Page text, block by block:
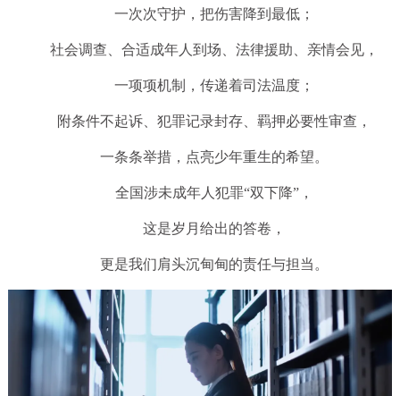
一次次守护，把伤害降到最低；
社会调查、合适成年人到场、法律援助、亲情会见，
一项项机制，传递着司法温度；
附条件不起诉、犯罪记录封存、羁押必要性审查，
一条条举措，点亮少年重生的希望。
全国涉未成年人犯罪“双下降”，
这是岁月给出的答卷，
更是我们肩头沉甸甸的责任与担当。